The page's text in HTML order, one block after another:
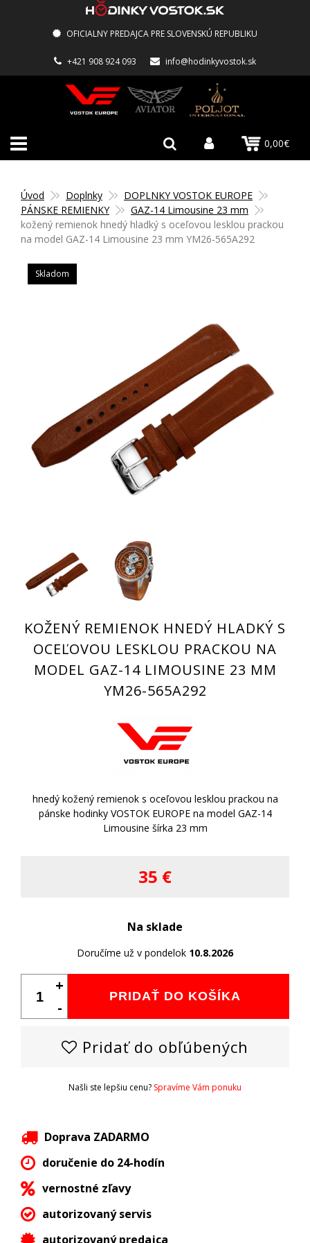
OFICIALNY PREDAJCA PRE SLOVENSKÚ REPUBLIKU
+421 908 924 093 info@hodinkyvostok.sk
0,00€
Úvod Doplnky
DOPLNKY VOSTOK EUROPE
PÁNSKE REMIENKY
GAZ-14 Limousine 23 mm
kožený remienok hnedý hladký s oceľovou lesklou prackou
na model GAZ-14 Limousine 23 mm YM26-565A292
Skladom
KOŽENÝ REMIENOK HNEDÝ HLADKÝ S
OCEĽOVOU LESKLOU PRACKOU NA
MODEL GAZ-14 LIMOUSINE 23 MM
YM26-565A292
hnedý kožený remienok s oceľovou lesklou prackou na
pánske hodinky VOSTOK EUROPE na model GAZ-14
Limousine šírka 23 mm
35 €
Na sklade
Doručíme už v pondelok 10.8.2026
PRIDAŤ DO KOŠÍKA
+
-
Pridať do obľúbených
Našli ste lepšiu cenu? Spravíme Vám ponuku
Doprava ZADARMO
doručenie do 24-hodín
vernostné zľavy
autorizovaný servis
autorizovaný predajca